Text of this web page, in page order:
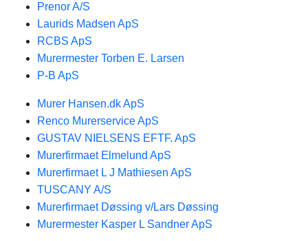
Prenor A/S
Laurids Madsen ApS
RCBS ApS
Murermester Torben E. Larsen
P-B ApS
Murer Hansen.dk ApS
Renco Murerservice ApS
GUSTAV NIELSENS EFTF. ApS
Murerfirmaet Elmelund ApS
Murerfirmaet L J Mathiesen ApS
TUSCANY A/S
Murerfirmaet Døssing v/Lars Døssing
Murermester Kasper L Sandner ApS